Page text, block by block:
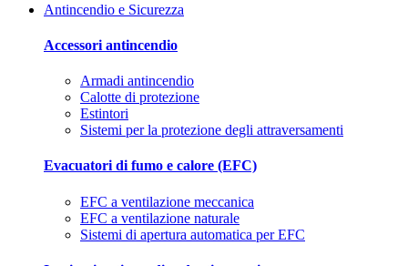
Antincendio e Sicurezza
Accessori antincendio
Armadi antincendio
Calotte di protezione
Estintori
Sistemi per la protezione degli attraversamenti
Evacuatori di fumo e calore (EFC)
EFC a ventilazione meccanica
EFC a ventilazione naturale
Sistemi di apertura automatica per EFC